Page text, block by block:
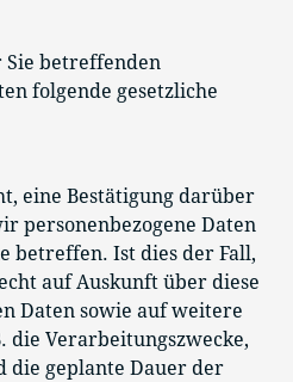
Sie betreffenden
folgende gesetzliche
eine Bestätigung darüber
personenbezogene Daten
betreffen. Ist dies der Fall,
auf Auskunft über diese
Daten sowie auf weitere
die Verarbeitungszwecke,
die geplante Dauer der